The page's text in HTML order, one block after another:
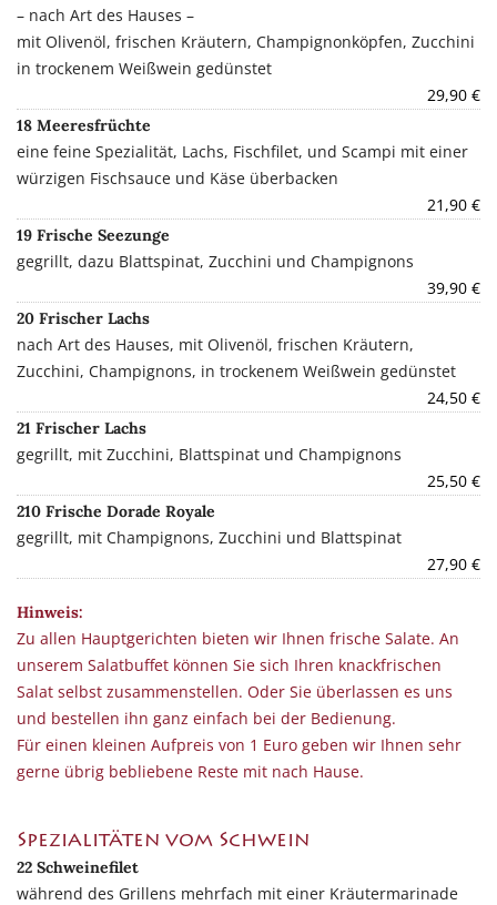
– nach Art des Hauses –
mit Olivenöl, frischen Kräutern, Champignonköpfen, Zucchini
in trockenem Weißwein gedünstet
29,90 €
18 Meeresfrüchte
eine feine Spezialität, Lachs, Fischfilet, und Scampi mit einer
würzigen Fischsauce und Käse überbacken
21,90 €
19 Frische Seezunge
gegrillt, dazu Blattspinat, Zucchini und Champignons
39,90 €
20 Frischer Lachs
nach Art des Hauses, mit Olivenöl, frischen Kräutern,
Zucchini, Champignons, in trockenem Weißwein gedünstet
24,50 €
21 Frischer Lachs
gegrillt, mit Zucchini, Blattspinat und Champignons
25,50 €
210 Frische Dorade Royale
gegrillt, mit Champignons, Zucchini und Blattspinat
27,90 €
Hinweis:
Zu allen Hauptgerichten bieten wir Ihnen frische Salate. An
unserem Salatbuffet können Sie sich Ihren knackfrischen
Salat selbst zusammenstellen. Oder Sie überlassen es uns
und bestellen ihn ganz einfach bei der Bedienung.
Für einen kleinen Aufpreis von 1 Euro geben wir Ihnen sehr
gerne übrig bebliebene Reste mit nach Hause.
Spezialitäten vom Schwein
22 Schweinefilet
während des Grillens mehrfach mit einer Kräutermarinade